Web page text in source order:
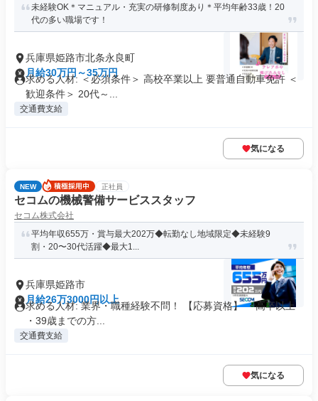
未経験OK＊マニュアル・充実の研修制度あり＊平均年齢33歳！20
代の多い職場です！
兵庫県姫路市北条永良町
月給30万円～35万円
求める人材: ＜必須条件＞ 高校卒業以上 要普通自動車免許 ＜
歓迎条件＞ 20代～...
交通費支給
気になる
NEW 正社員
セコムの機械警備サービススタッフ
セコム株式会社
平均年収655万・賞与最大202万◆転勤なし地域限定◆未経験9
割・20〜30代活躍◆最大1...
兵庫県姫路市
月給26万3000円以上
求める人材: 業界・職種経験不問！ 【応募資格】 ・高卒以上
・39歳までの方...
交通費支給
気になる